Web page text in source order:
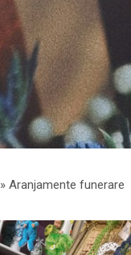
» Aranjamente funerare